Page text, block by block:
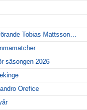
Tobias Mattsson…
säsongen 2026
Orefice